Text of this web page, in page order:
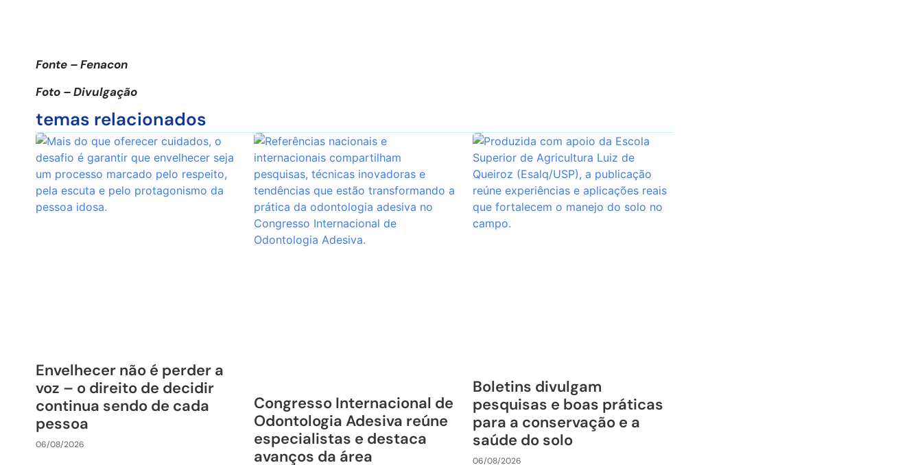
Fonte – Fenacon
Foto – Divulgação
temas relacionados
Envelhecer não é perder a
voz – o direito de decidir
continua sendo de cada
pessoa
06/08/2026
Congresso Internacional de
Odontologia Adesiva reúne
especialistas e destaca
avanços da área
Boletins divulgam
pesquisas e boas práticas
para a conservação e a
saúde do solo
06/08/2026